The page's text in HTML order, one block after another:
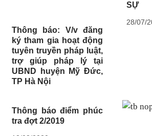
Thông báo: V/v đăng
ký tham gia hoạt động
tuyên truyền pháp luật,
trợ giúp pháp lý tại
UBND huyện Mỹ Đức,
TP Hà Nội
SỰ
28/07/
Thông báo điểm phúc
tra đợt 2/2019